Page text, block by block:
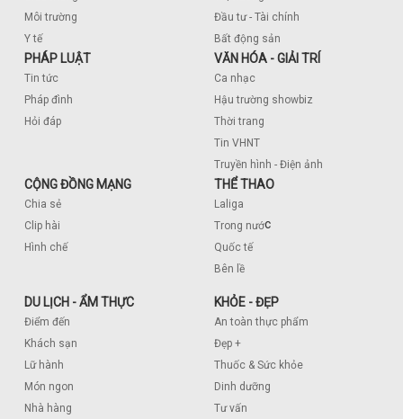
Môi trường
Y tế
Đầu tư - Tài chính
Bất động sản
PHÁP LUẬT
Tin tức
Pháp đình
Hỏi đáp
VĂN HÓA - GIẢI TRÍ
Ca nhạc
Hậu trường showbiz
Thời trang
Tin VHNT
Truyền hình - Điện ảnh
CỘNG ĐỒNG MẠNG
Chia sẻ
Clip hài
Hình chế
THỂ THAO
Laliga
Trong nước
Quốc tế
Bên lề
DU LỊCH - ẨM THỰC
Điểm đến
Khách sạn
Lữ hành
Món ngon
Nhà hàng
KHỎE - ĐẸP
An toàn thực phẩm
Đẹp +
Thuốc & Sức khỏe
Dinh dưỡng
Tư vấn